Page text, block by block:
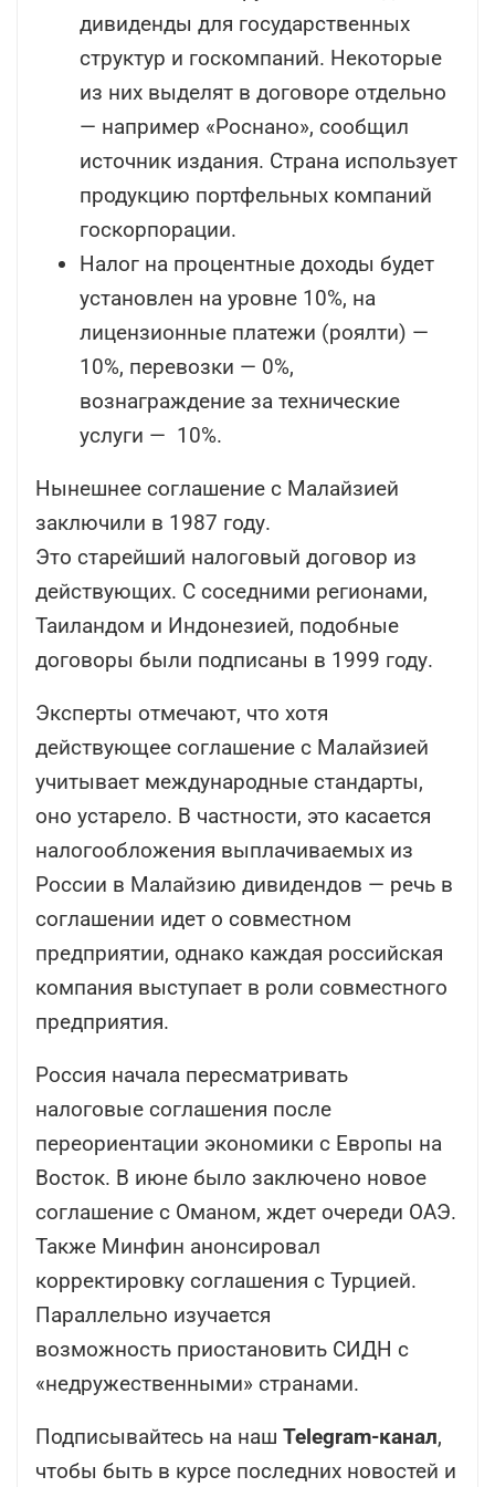
дивиденды для государственных
структур и госкомпаний. Некоторые
из них выделят в договоре отдельно
— например «Роснано», сообщил
источник издания. Страна использует
продукцию портфельных компаний
госкорпорации.
Налог на процентные доходы будет
установлен на уровне 10%, на
лицензионные платежи (роялти) —
10%, перевозки — 0%,
вознаграждение за технические
услуги — 10%.
Нынешнее соглашение с Малайзией
заключили в 1987 году.
Это старейший налоговый договор из
действующих. С соседними регионами,
Таиландом и Индонезией, подобные
договоры были подписаны в 1999 году.
Эксперты отмечают, что хотя
действующее соглашение с Малайзией
учитывает международные стандарты,
оно устарело. В частности, это касается
налогообложения выплачиваемых из
России в Малайзию дивидендов — речь в
соглашении идет о совместном
предприятии, однако каждая российская
компания выступает в роли совместного
предприятия.
Россия начала пересматривать
налоговые соглашения после
переориентации экономики с Европы на
Восток. В июне было заключено новое
соглашение с Оманом, ждет очереди ОАЭ.
Также Минфин анонсировал
корректировку соглашения с Турцией.
Параллельно изучается
возможность приостановить СИДН с
«недружественными» странами.
Подписывайтесь на наш Telegram-канал,
чтобы быть в курсе последних новостей и